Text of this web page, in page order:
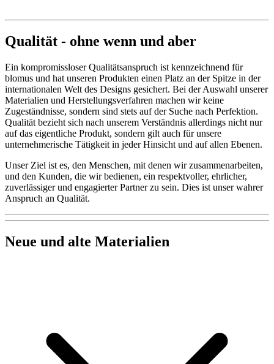
Qualität - ohne wenn und aber
Ein kompromissloser Qualitätsanspruch ist kennzeichnend für
blomus und hat unseren Produkten einen Platz an der Spitze in der
internationalen Welt des Designs gesichert. Bei der Auswahl unserer
Materialien und Herstellungsverfahren machen wir keine
Zugeständnisse, sondern sind stets auf der Suche nach Perfektion.
Qualität bezieht sich nach unserem Verständnis allerdings nicht nur
auf das eigentliche Produkt, sondern gilt auch für unsere
unternehmerische Tätigkeit in jeder Hinsicht und auf allen Ebenen.
Unser Ziel ist es, den Menschen, mit denen wir zusammenarbeiten,
und den Kunden, die wir bedienen, ein respektvoller, ehrlicher,
zuverlässiger und engagierter Partner zu sein. Dies ist unser wahrer
Anspruch an Qualität.
Neue und alte Materialien